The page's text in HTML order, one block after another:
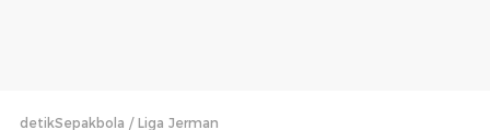
detikSepakbola Liga Jerman